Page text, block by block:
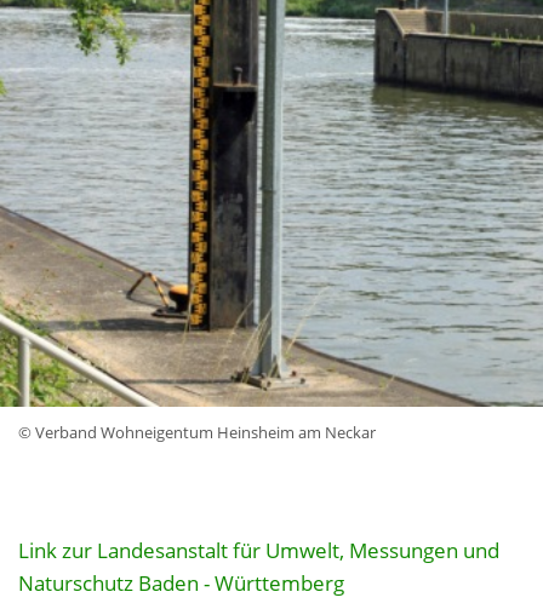
© Verband Wohneigentum Heinsheim am Neckar
Link zur Landesanstalt für Umwelt, Messungen und
Naturschutz Baden - Württemberg